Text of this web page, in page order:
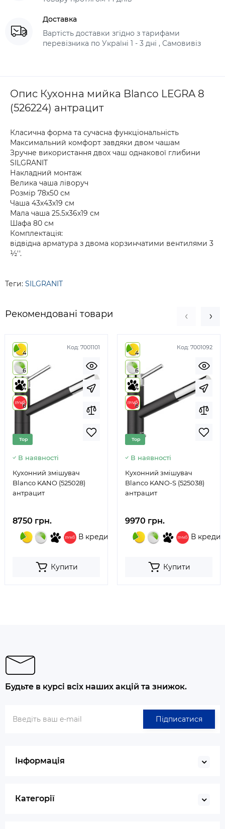
Доставка
Вартість доставки згідно з тарифами
перевізника по Україні 1 - 3 дні , Самовивіз
Опис Кухонна мийка Blanco LEGRA 8
(526224) антрацит
Класична форма та сучасна функціональність
Максимальний комфорт завдяки двом чашам
Зручне використання двох чаш однакової глибини
SILGRANIT
Накладний монтаж
Велика чаша ліворуч
Розмір 78х50 см
Чаша 43х43х19 см
Мала чаша 25.5х36х19 см
Шафа 80 см
Комплектація:
відвідна арматура з двома корзинчатими вентилями 3
½''.
Теги: SILGRANIT
Рекомендовані товари
Код: 7001101
4
6
4
6
Top
В наявності
Кухонний змішувач
Blanco KANO (525028)
антрацит
8750 грн.
В кредит
Купити
Код: 7001092
4
6
4
6
Top
В наявності
Кухонний змішувач
Blanco KANO-S (525038)
антрацит
9970 грн.
В кредит
Купити
Будьте в курсі всіх наших акцій та знижок.
Підписатися
Інформація
Категорії